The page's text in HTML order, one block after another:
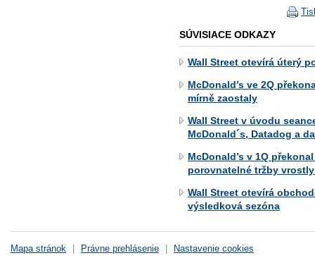
SÚVISIACE ODKAZY
Wall Street otevírá úterý
McDonald’s ve 2Q
mírně zaostaly
Wall Street v úvodu
McDonald´s, Datadog a
McDonald’s v 1Q
porovnatelné tržby vrostly
Wall Street otevírá
výsledková sezóna
Mapa stránok Právne prehlásenie Nastavenie cookies